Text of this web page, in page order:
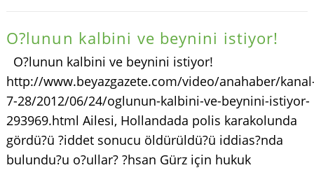
O?lunun kalbini ve beynini istiyor!
O?lunun kalbini ve beynini istiyor!
http://www.beyazgazete.com/video/anahaber/
7-28/2012/06/24/oglunun-kalbini-ve-beynini-istiyor-
293969.html Ailesi, Hollandada polis karakolunda
gördü?ü ?iddet sonucu öldürüldü?ü iddias?nda
bulundu?u o?ullar? ?hsan Gürz için hukuk